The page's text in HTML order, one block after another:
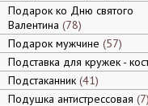
Подарок ко Дню святого
Валентина 78
Подарок мужчине 57
Подставка для кружек -
Подстаканник 41
Подушка антистрессовая 7